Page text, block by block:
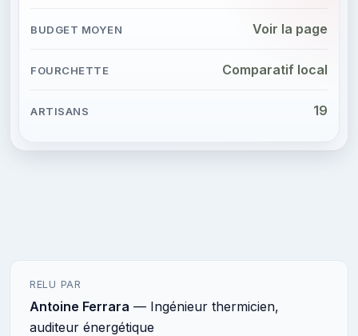
Voir la page
Comparatif local
19
RELU PAR
Antoine Ferrara — Ingénieur thermicien,
auditeur énergétique